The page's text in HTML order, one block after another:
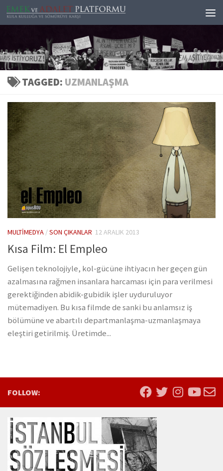
Skip to content
TAGGED: UZMANLAŞMA
MULTIMEDYA /SON ÇIKANLAR 12 ARALIK 2013
Kısa Film: El Empleo
Gelişen teknolojiyle, kol-gücüne ihtiyacın her geçen gün
azalmasına rağmen insanlara harcaması için para verilmesi
gerektiğinden abidik-gubidik işler uyduruluyor
mütemadiyen. Bu kısa filmde de sanki bu anlamsız iş
bölümüne ve abartılı departmanlaşma-uzmanlaşmaya
eleştiri getirilmiş. Üretimde...
FOLLOW: